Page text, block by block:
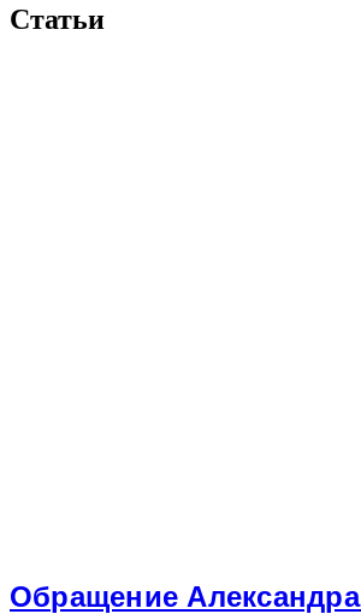
Статьи
Обращение